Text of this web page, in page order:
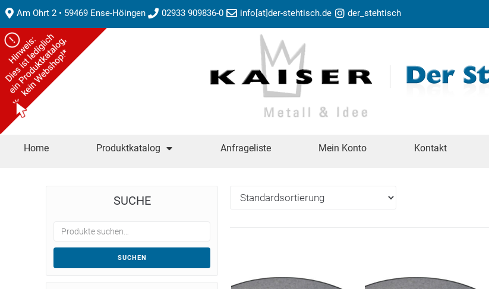
Am Ohrt 2 • 59469 Ense-Höingen 02933 909836-0 info[at]der-stehtisch.de der_stehtisch
Home Produktkatalog Anfrageliste Mein Konto Kontakt
SUCHE
SUCHEN